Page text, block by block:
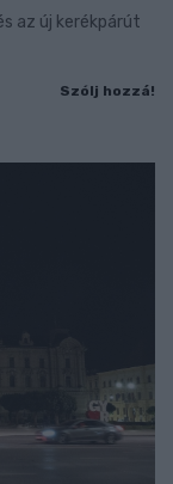
az új kerékpárút
Szólj hozzá!